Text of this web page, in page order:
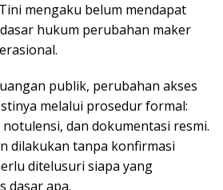
mengaku belum mendapat
hukum perubahan maker
publik, perubahan akses
melalui prosedur formal:
dan dokumentasi resmi.
dilakukan tanpa konfirmasi
ditelusuri siapa yang
dasar apa.